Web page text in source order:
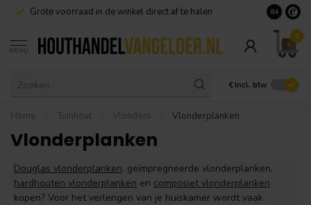
Dé specialist in Douglas hout 8.4
MENU
0
€ Incl. btw
Home Tuinhout Vlonders Vlonderplanken
Vlonderplanken
Douglas vlonderplanken, geïmpregneerde vlonderplanken,
hardhouten vlonderplanken en composiet vlonderplanken
kopen? Voor het verlengen van je huiskamer wordt vaak